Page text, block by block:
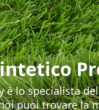
è lo specialista
puoi trovare la